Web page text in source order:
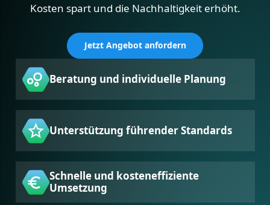
Kosten spart und die Nachhaltigkeit erhöht.
Jetzt Angebot anfordern
Beratung und individuelle Planung
Unterstützung führender Standards
Schnelle und kosteneffiziente
Umsetzung